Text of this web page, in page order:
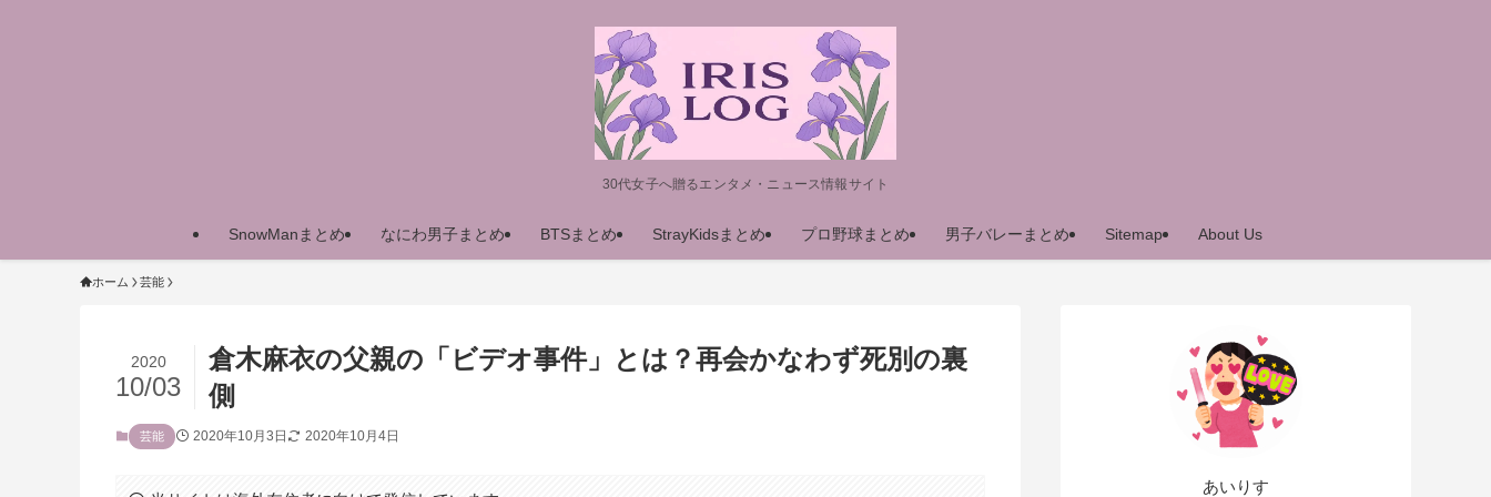
30代女子へ贈るエンタメ・ニュース情報サイト
SnowManまとめ なにわ男子まとめ BTSまとめ StrayKidsまとめ プロ野球まとめ 男子バレーまとめ Sitemap About Us
ホーム 芸能
倉木麻衣の父親の「ビデオ事件」とは？再会かなわず死別の裏
側
2020
10/03
芸能 2020年10月3日 2020年10月4日
あいりす